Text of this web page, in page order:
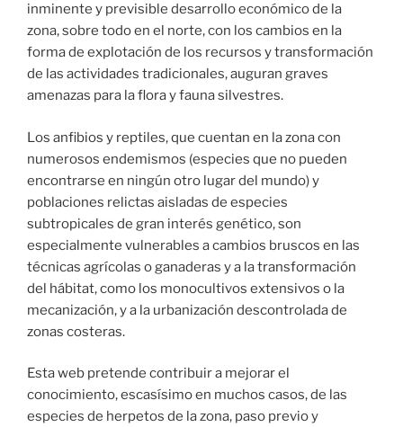
inminente y previsible desarrollo económico de la
zona, sobre todo en el norte, con los cambios en la
forma de explotación de los recursos y transformación
de las actividades tradicionales, auguran graves
amenazas para la flora y fauna silvestres.
Los anfibios y reptiles, que cuentan en la zona con
numerosos endemismos (especies que no pueden
encontrarse en ningún otro lugar del mundo) y
poblaciones relictas aisladas de especies
subtropicales de gran interés genético, son
especialmente vulnerables a cambios bruscos en las
técnicas agrícolas o ganaderas y a la transformación
del hábitat, como los monocultivos extensivos o la
mecanización, y a la urbanización descontrolada de
zonas costeras.
Esta web pretende contribuir a mejorar el
conocimiento, escasísimo en muchos casos, de las
especies de herpetos de la zona, paso previo y